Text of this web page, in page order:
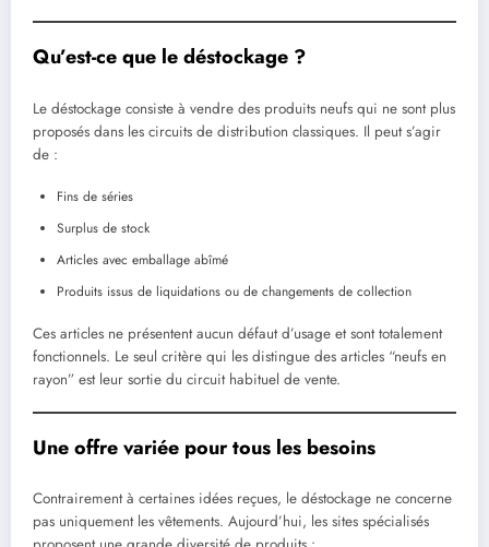
Qu’est-ce que le déstockage ?
Le déstockage consiste à vendre des produits neufs qui ne sont plus
proposés dans les circuits de distribution classiques. Il peut s’agir
de :
Fins de séries
Surplus de stock
Articles avec emballage abîmé
Produits issus de liquidations ou de changements de collection
Ces articles ne présentent aucun défaut d’usage et sont totalement
fonctionnels. Le seul critère qui les distingue des articles “neufs en
rayon” est leur sortie du circuit habituel de vente.
Une offre variée pour tous les besoins
Contrairement à certaines idées reçues, le déstockage ne concerne
pas uniquement les vêtements. Aujourd’hui, les sites spécialisés